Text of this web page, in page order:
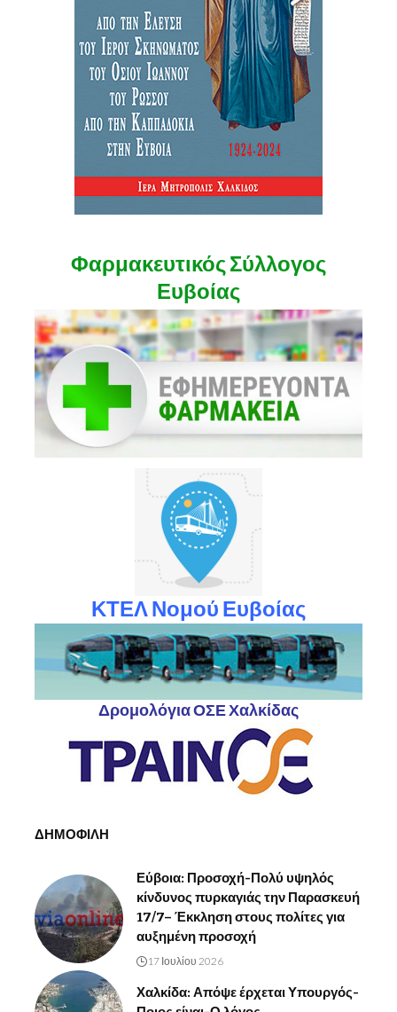
Φαρμακευτικός Σύλλογος
Ευβοίας
ΚΤΕΛ Νομού Ευβοίας
Δρομολόγια ΟΣΕ Χαλκίδας
ΔΗΜΟΦΙΛΗ
Εύβοια: Προσοχή-Πολύ υψηλός
κίνδυνος πυρκαγιάς την Παρασκευή
17/7– Έκκληση στους πολίτες για
αυξημένη προσοχή
17 Ιουλίου 2026
Χαλκίδα: Απόψε έρχεται Υπουργός-